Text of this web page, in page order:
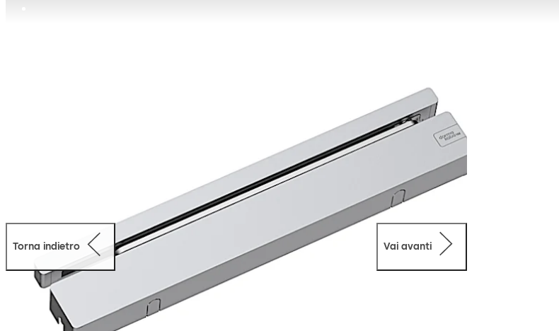
Torna indietro Vai avanti